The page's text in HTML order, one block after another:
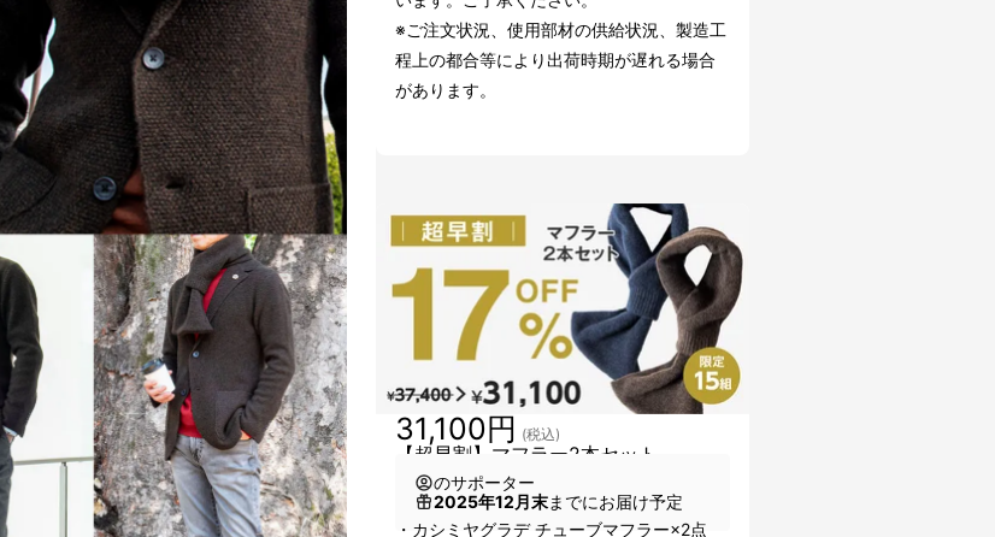
※ご注文状況、使用部材の供給状況、製造工
程上の都合等により出荷時期が遅れる場合
があります。
【超早割】マフラー2本セット
31,100円 (税込)
のサポーター
2025年12月末までにお届け予定
・カシミヤグラデ チューブマフラー×2点